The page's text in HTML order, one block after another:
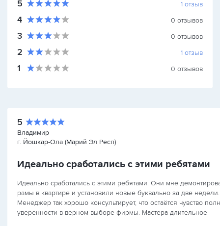
5 1 отзыв
4 0 отзывов
3 0 отзывов
2 1 отзыв
1 0 отзывов
5
Владимир
г. Йошкар-Ола (Марий Эл Респ)
Идеально сработались с этими ребятами
Идеально сработались с этими ребятами. Они мне
рамы в квартире и установили новые буквально за две недели.
Менеджер так хорошо консультирует, что остаётся чувство
уверенности в верном выборе фирмы. Мастера длительное